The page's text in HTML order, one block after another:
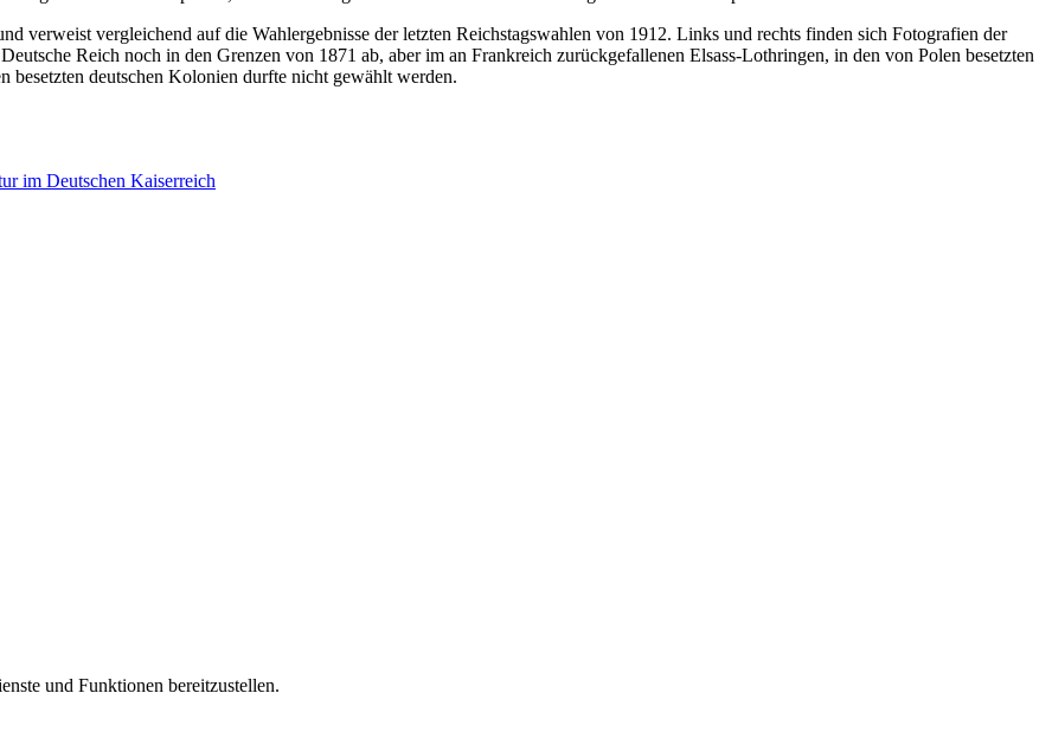
im Deutschen Kaiserreich
verweist vergleichend auf die Wahlergebnisse der letzten Reichstagswahlen von 1912. Links und rechts finden sich Fotografien der
Reich noch in den Grenzen von 1871 ab, aber im an Frankreich zurückgefallenen Elsass-Lothringen, in den von Polen besetzten
besetzten deutschen Kolonien durfte nicht gewählt werden.
und Funktionen bereitzustellen.